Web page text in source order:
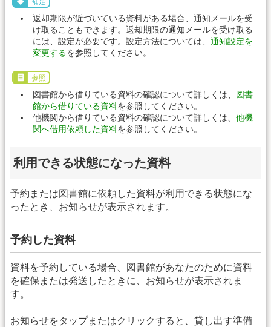
補足
返却期限が近づいている資料がある場合、通知メールを受
け取ることもできます。返却期限の通知メールを受け取る
には、設定が必要です。設定方法については、 通知設定を
変更するを参照してください。
参照
図書館から借りている資料の確認について詳しくは、 図書
館から借りている資料を参照してください。
他機関から借りている資料の確認について詳しくは、 他機
関へ借用依頼した資料を参照してください。
利用できる状態になった資料
予約または図書館に依頼した資料が利用できる状態にな
ったとき、お知らせが表示されます。
予約した資料
資料を予約している場合、図書館があなたのために資料
を確保または発送したときに、お知らせが表示されま
す。
お知らせをタップまたはクリックすると、貸し出す準備